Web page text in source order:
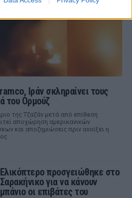
περιστατικό στο Σαρακήνικο
Ιράν σκληραίνει τους
του Ορμούζ
της Τζαζάν μετά από επίθεση
αποχώρηση αμερικανικών
και αποζημιώσεις πριν ανοίξει η
Ελικόπτερο προσγειώθηκε στο
Σαρακήνικο για να κάνουν
μπάνιο οι επιβάτες του